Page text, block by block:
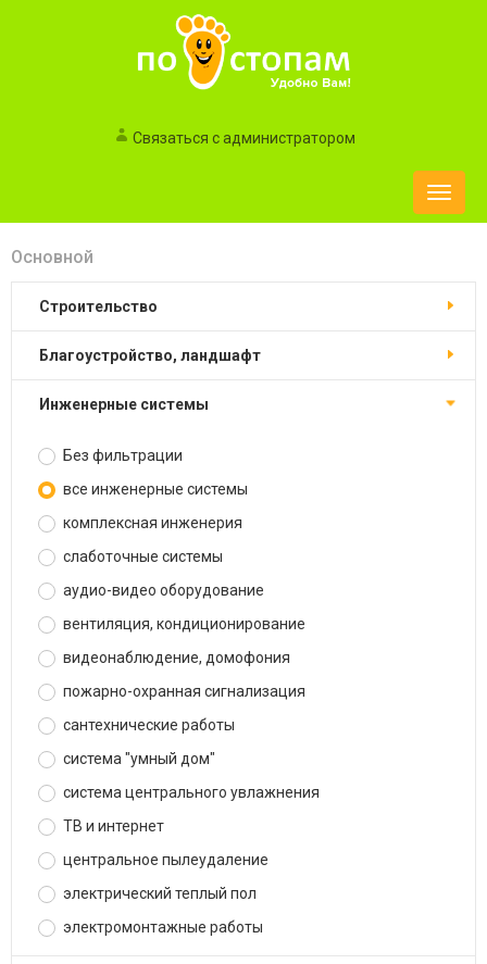
Связаться с администратором
Toggle
Основной
строительство
благоустройство, ландшафт
инженерные системы
Без фильтрации
все инженерные системы
комплексная инженерия
слаботочные системы
аудио-видео оборудование
вентиляция, кондиционирование
видеонаблюдение, домофония
пожарно-охранная сигнализация
сантехнические работы
система "умный дом"
система центрального увлажнения
ТВ и интернет
центральное пылеудаление
электрический теплый пол
электромонтажные работы